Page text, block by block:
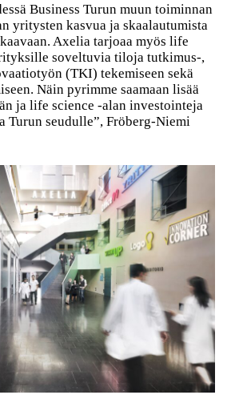
Business Turun muun toiminnan
yritysten kasvua ja skaalautumista
Axelia tarjoaa myös life
soveltuvia tiloja tutkimus-,
(TKI) tekemiseen sekä
Näin pyrimme saamaan lisää
ja life science -alan investointeja
Turun seudulle”, Fröberg-Niemi